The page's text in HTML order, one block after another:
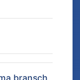
bransch